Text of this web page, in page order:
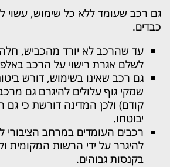
גם רכב שעומד ללא כל שימוש, עשוי
כבדים.
עד שהרכב לא יורד מהכביש, חלה
לשלם אגרת רישוי על הרכב
גם רכב שאינו בשימוש, דורש
שנזקי גוף עלולים להיגרם גם
קודם) ולכן המדינה דורשת כי גם
יבוטחו.
רכבים העומדים במרחב הציבורי
להיגרר על ידי הרשות המקומית
בקנסות גבוהים.